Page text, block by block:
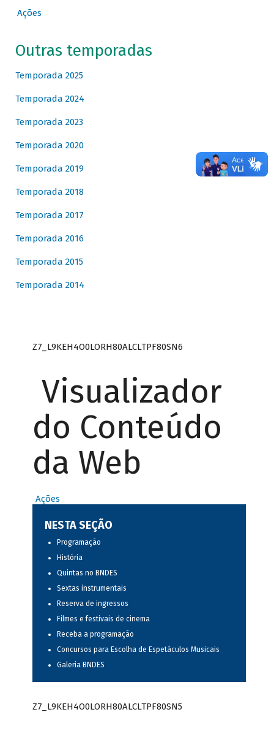
Ações
Outras temporadas
Temporada 2025
Temporada 2024
Temporada 2023
Temporada 2020
Temporada 2019
Temporada 2018
Temporada 2017
Temporada 2016
Temporada 2015
Temporada 2014
Z7_L9KEH4O0LORH80ALCLTPF80SN6
Visualizador
do Conteúdo
da Web
Ações
NESTA SEÇÃO
Programação
História
Quintas no BNDES
Sextas instrumentais
Reserva de ingressos
Filmes e festivais de cinema
Receba a programação
Concursos para Escolha de Espetáculos Musicais
Galeria BNDES
Z7_L9KEH4O0LORH80ALCLTPF80SN5